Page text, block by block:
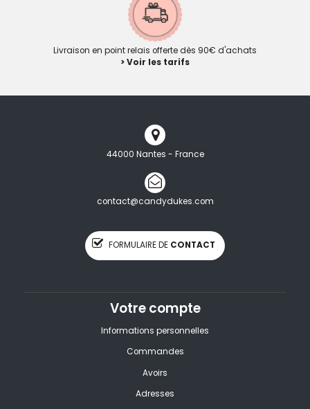
Livraison en point relais offerte dès 90€ d'achats
> Voir les tarifs
44000 Nantes - France
contact@candydukes.com
FORMULAIRE DE CONTACT
Votre compte
Informations personnelles
Commandes
Avoirs
Adresses